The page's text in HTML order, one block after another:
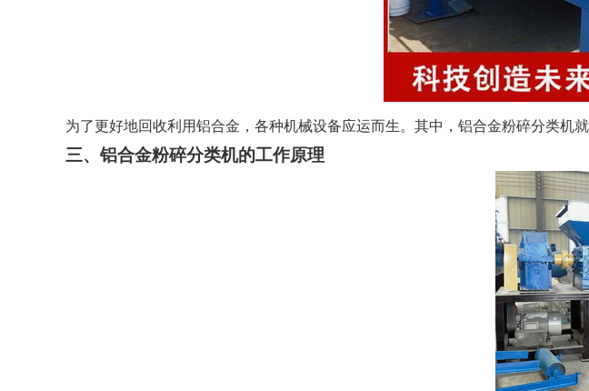
为了更好地回收利用铝合金，各种机械设备应运而生。其中，铝合金粉碎分类机
三、铝合金粉碎分类机的工作原理